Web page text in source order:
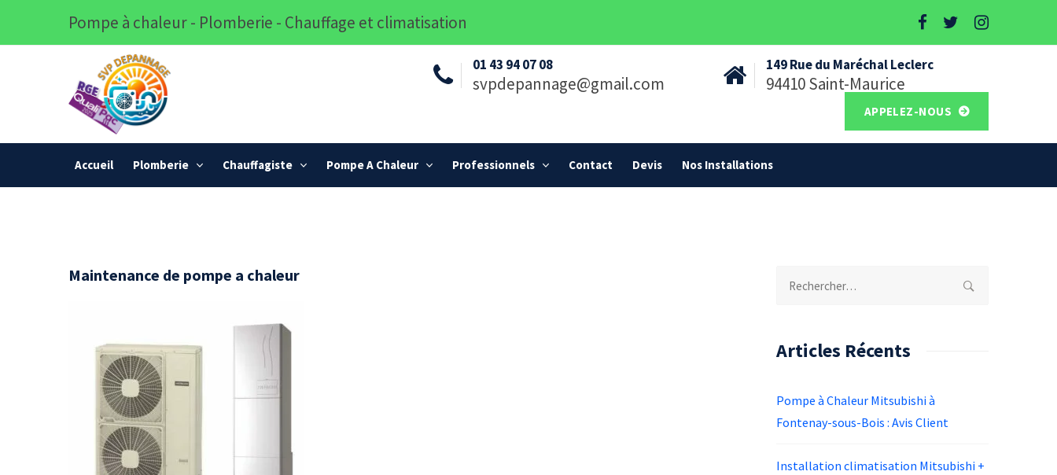
Pompe à chaleur - Plomberie - Chauffage et climatisation
01 43 94 07 08
svpdepannage@gmail.com
149 Rue du Maréchal Leclerc
94410 Saint-Maurice
APPELEZ-NOUS
Accueil Plomberie Chauffagiste Pompe A Chaleur Professionnels Contact Devis Nos Installations
Maintenance de pompe a chaleur Rechercher :
Articles Récents
Pompe à Chaleur Mitsubishi à
Fontenay-sous-Bois : Avis Client
Installation climatisation Mitsubishi +